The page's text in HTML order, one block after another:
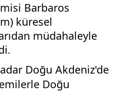
Barbaros
küresel
müdahaleyle
Doğu Akdeniz'de
Doğu